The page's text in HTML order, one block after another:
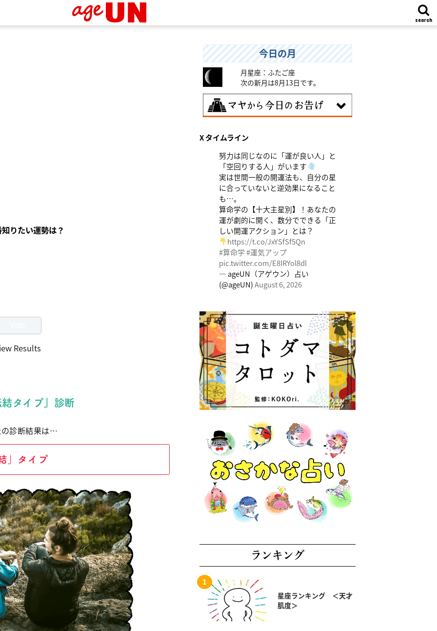
search
りたい運勢は？
Results
タイプ』診断
診断結果は…
」タイプ
今日の月
月星座：ふたご座
次の新月は8月13日です。
興味のある分野で、熟練を志す日。なんと
とで、才能が開花します。
X タイムライン
努力は同じなのに「運が良い人」と
「空回りする人」がいます
実は世間一般の開運法も、自分の星
に合っていないと逆効果になること
も…。
算命学の【十大主星別】！あなたの
運が劇的に開く、数分でできる「正
しい開運アクション」とは？
https://t.co/JxYSfSf5Qn
#算命学#運気アップ
pic.twitter.com/E8IRYol8dl
— ageUN（アゲウン）占い
(@ageUN)August 6, 2026
ランキング
星座ランキング ＜天才
肌度＞